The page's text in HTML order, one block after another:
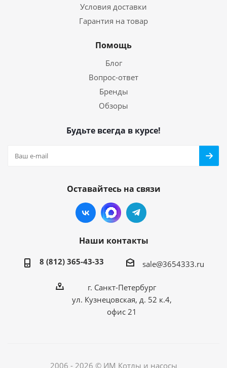
Условия доставки
Гарантия на товар
Помощь
Блог
Вопрос-ответ
Бренды
Обзоры
Будьте всегда в курсе!
Оставайтесь на связи
Наши контакты
8 (812) 365-43-33 sale@3654333.ru
г. Санкт-Петербург
ул. Кузнецовская, д. 52 к.4,
офис 21
2006 - 2026 © ИМ Котлы и насосы